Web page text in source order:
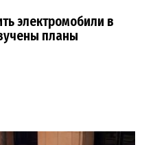
электромобили в
планы